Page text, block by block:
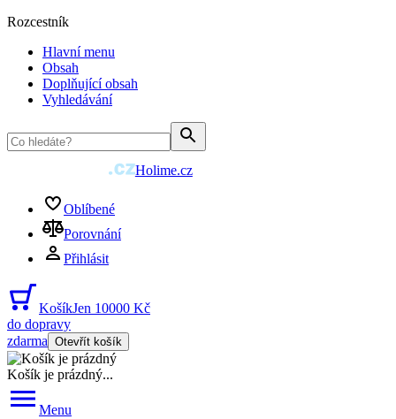
Rozcestník
Hlavní menu
Obsah
Doplňující obsah
Vyhledávání
Holime.cz
Oblíbené
Porovnání
Přihlásit
KošíkJen 10000 Kč
do dopravy
zdarma Otevřít košík
Košík je prázdný...
Menu